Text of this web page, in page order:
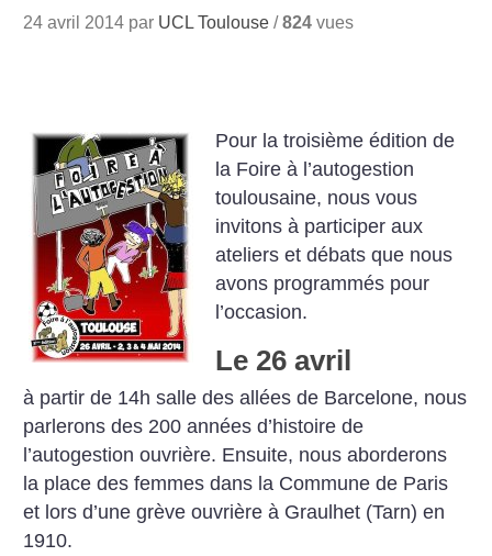
24 avril 2014 par UCL Toulouse /824 vues
Pour la troisième édition de
la Foire à l’autogestion
toulousaine, nous vous
invitons à participer aux
ateliers et débats que nous
avons programmés pour
l’occasion.
Le 26 avril
à partir de 14h salle des allées de Barcelone, nous
parlerons des 200 années d’histoire de
l’autogestion ouvrière. Ensuite, nous aborderons
la place des femmes dans la Commune de Paris
et lors d’une grève ouvrière à Graulhet (Tarn) en
1910.